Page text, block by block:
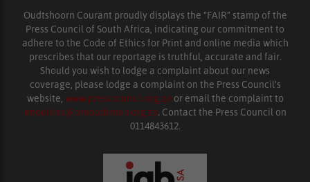
Oudtshoorn Courant proudly displays the “FAIR” stamp of the
Press Council of South Africa, indicating our commitment to
adhere to the Code of Ethics for Print and online media which
prescribes that our reportage is truthful, accurate and fair.
Should you wish to lodge a complaint about our news
coverage, please lodge a complaint on the Press Council’s
website, www.presscouncil.org.za or email the complaint to
enquiries@ombudsman.org.za. Contact the Press Council on
0114843612.